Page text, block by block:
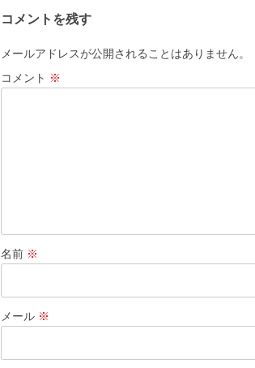
コメントを残す
メールアドレスが公開されることはありません。
コメント ※
名前 ※
メール ※